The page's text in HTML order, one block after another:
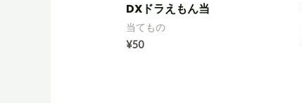
DXドラえもん当
当てもの
¥50